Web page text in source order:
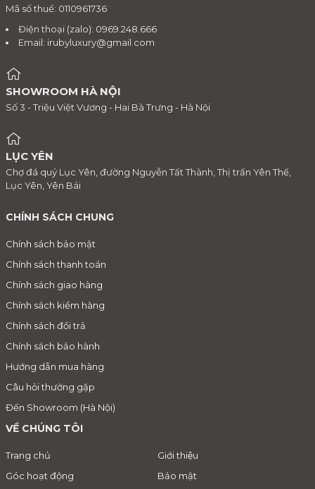
Mã số thuế: 0110961736
Điện thoại (zalo): 0969.248.666
Email: irubyluxury@gmail.com
SHOWROOM HÀ NỘI
Số 3 - Triệu Việt Vương - Hai Bà Trưng - Hà Nội
LỤC YÊN
Chợ đá quý Lục Yên, đường Nguyễn Tất Thành, Thị trấn Yên Thế,
Lục Yên, Yên Bái
CHÍNH SÁCH CHUNG
Chính sách bảo mật
Chính sách thanh toán
Chính sách giao hàng
Chính sách kiểm hàng
Chính sách đổi trả
Chính sách bảo hành
Hướng dẫn mua hàng
Câu hỏi thường gặp
Đến Showroom (Hà Nội)
VỀ CHÚNG TÔI
Trang chủ
Giới thiệu
Góc hoạt động
Bảo mật